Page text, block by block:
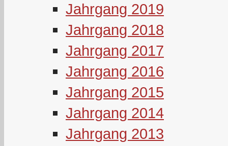
Jahrgang 2019
Jahrgang 2018
Jahrgang 2017
Jahrgang 2016
Jahrgang 2015
Jahrgang 2014
Jahrgang 2013